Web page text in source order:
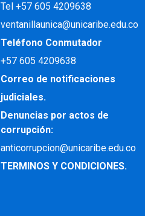
Tel +57 605 4209638
ventanillaunica@unicaribe.edu.co
Teléfono Conmutador
+57605 4209638
Correo de notificaciones
judiciales.
Denuncias por actos de
corrupción:
anticorrupcion@unicaribe.edu.co
TERMINOS Y CONDICIONES.